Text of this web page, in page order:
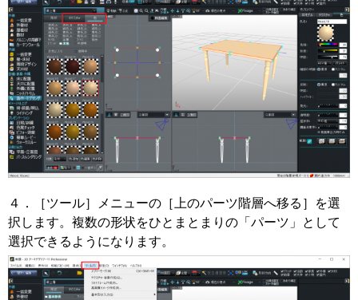
４．［ツール］メニューの［上のパーツ階層へ移る］を選
択します。複数の形状をひとまとまりの「パーツ」として
選択できるようになります。